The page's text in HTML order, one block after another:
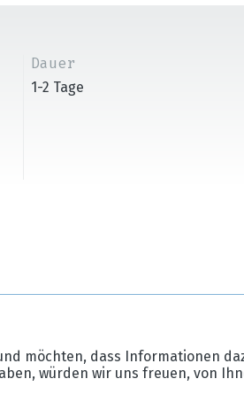
Dauer
1-2 Tage
möchten, dass Informationen
würden wir uns freuen, von